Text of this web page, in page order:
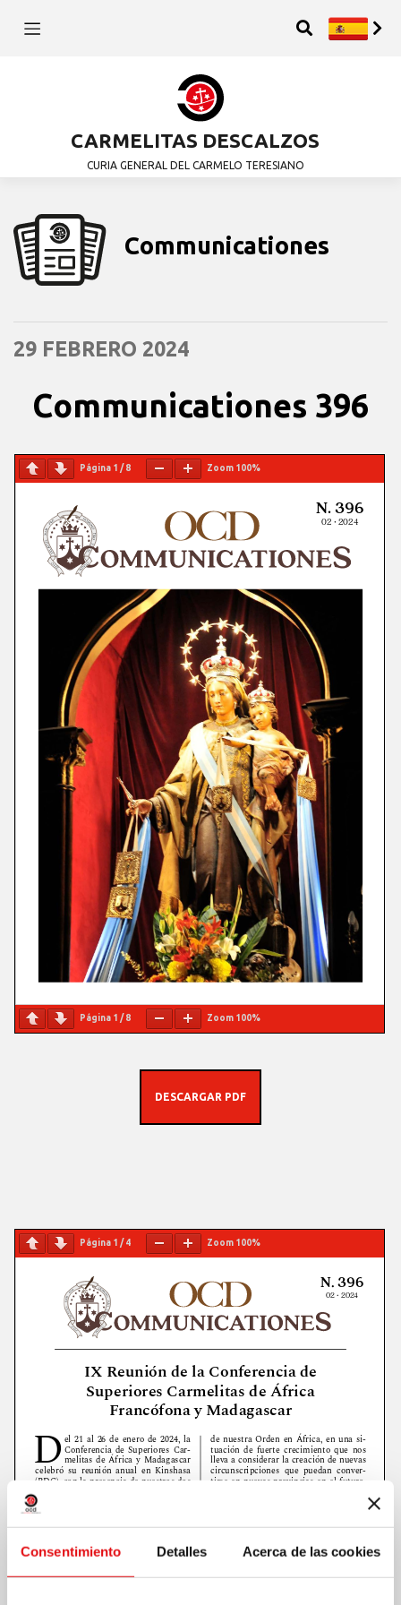
Consentimiento Detalles Acerca de las cookies
CARMELITAS DESCALZOS
CURIA GENERAL DEL CARMELO TERESIANO
Communicationes
29 FEBRERO 2024
Communicationes 396
Página 1 /8 Zoom 100%
Página 1 /8 Zoom 100%
DESCARGAR PDF
Página 1 /4 Zoom 100%